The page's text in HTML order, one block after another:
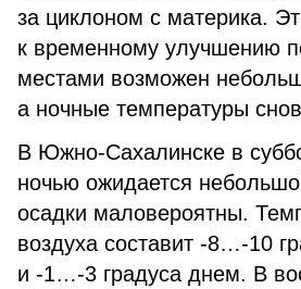
за циклоном с материка.
к временному улучшению
местами возможен
а ночные температуры
В Южно-Сахалинске в
ночью ожидается
осадки маловероятны.
воздуха составит -8…-10
и -1…-3 градуса днем. В